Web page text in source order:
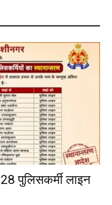
पुलिसकर्मी लाइन